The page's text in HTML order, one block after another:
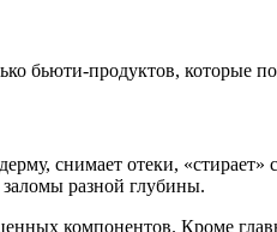
бьюти-продуктов, которые
снимает отеки, «стирает»
разной глубины.
компонентов. Кроме